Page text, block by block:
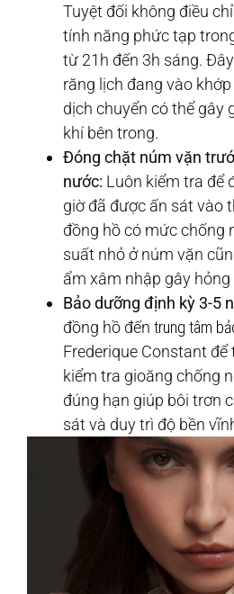
Tuyệt đối không điều
tính năng phức tạp
từ 21h đến 3h sáng.
răng lịch đang vào
dịch chuyển có thể gây
khí bên trong.
Đóng chặt núm vặn
nước: Luôn kiểm tra để
giờ đã được ấn sát vào
đồng hồ có mức chống
suất nhỏ ở núm vặn
ẩm xâm nhập gây hỏng
Bảo dưỡng định kỳ 3-5
đồng hồ đến trung tâm
Frederique Constant
kiểm tra gioăng chống
đúng hạn giúp bôi trơn
sát và duy trì độ bền